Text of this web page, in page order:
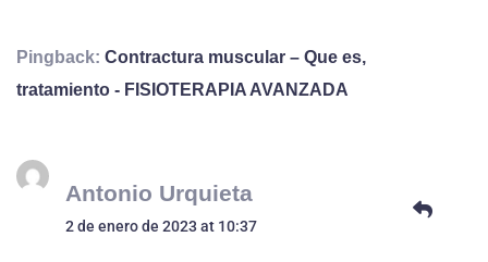
Pingback: Contractura muscular – Que es,
tratamiento - FISIOTERAPIA AVANZADA
Antonio Urquieta
2 de enero de 2023 at 10:37